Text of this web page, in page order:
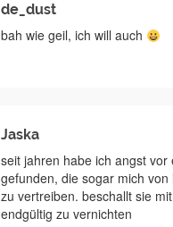
de_dust
bah wie geil, ich will auch
Jaska
seit jahren habe ich angst
gefunden, die sogar mich
zu vertreiben. beschallt sie
endgültig zu vernichten